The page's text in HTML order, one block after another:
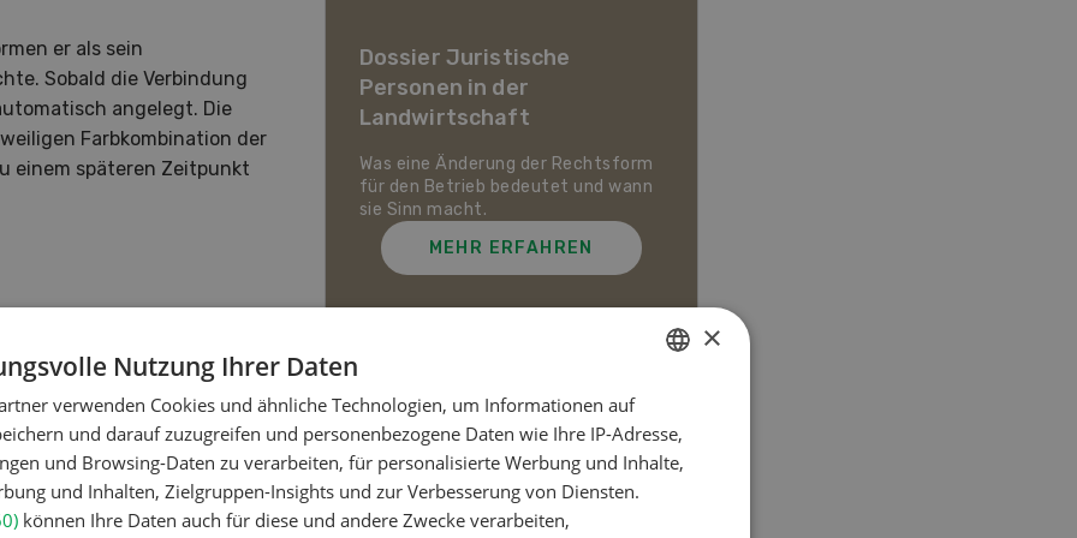
er als sein
Sobald die Verbindung
angelegt. Die
Farbkombination der
einem späteren Zeitpunkt
den Schweizer Pflanzenbau
Tierhaltung zukommt und
die Schweizer
gegen Hitze,
Dossier Juristische
Personen in der
Landwirtschaft
Was eine Änderung der Rechtsform
für den Betrieb bedeutet und wann
sie Sinn macht.
MEHR ERFAHREN
Meistgelesene Artikel
Nutztiere
FRENCH
×
Nutzung Ihrer Daten
verwenden Cookies und ähnliche Technologien, um Informationen auf
und darauf zuzugreifen und personenbezogene Daten wie Ihre IP-Adresse,
und Browsing-Daten zu verarbeiten, für personalisierte Werbung und Inhalte,
und Inhalten, Zielgruppen-Insights und zur Verbesserung von Diensten.
können Ihre Daten auch für diese und andere Zwecke verarbeiten,